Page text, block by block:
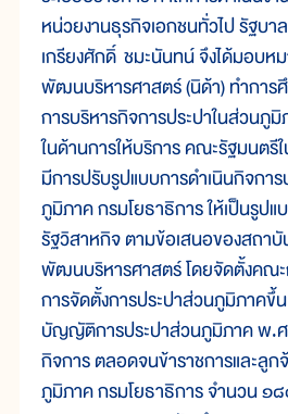
หน่วยงานธุรกิจเอกชนทั่วไป รัฐบ
เกรียงศักดิ์ ชมะนันทน์ จึงได้มอบ
พัฒนบริหารศาสตร์ (นิด้า) ทำการ
การบริหารกิจการประปาในส่วนภู
ในด้านการให้บริการ คณะรัฐมนตรี
มีการปรับรูปแบบการดำเนินกิจการ
ภูมิภาค กรมโยธาธิการ ให้เป็นรูป
รัฐวิสาหกิจ ตามข้อเสนอของสถา
พัฒนบริหารศาสตร์ โดยจัดตั้งคณะ
การจัดตั้งการประปาส่วนภูมิภาคขึ้น
บัญญัติการประปาส่วนภูมิภาค พ.
กิจการ ตลอดจนข้าราชการและลูก
ภูมิภาค กรมโยธาธิการ จำนวน ๑๘